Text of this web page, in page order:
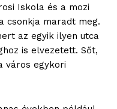
Iskola és a mozi
csonkja maradt meg.
az egyik ilyen utca
is elvezetett. Sőt,
város egykori